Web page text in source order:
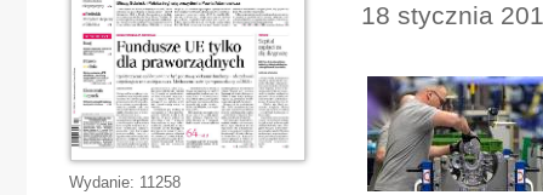
18 stycznia
Wydanie: 11258